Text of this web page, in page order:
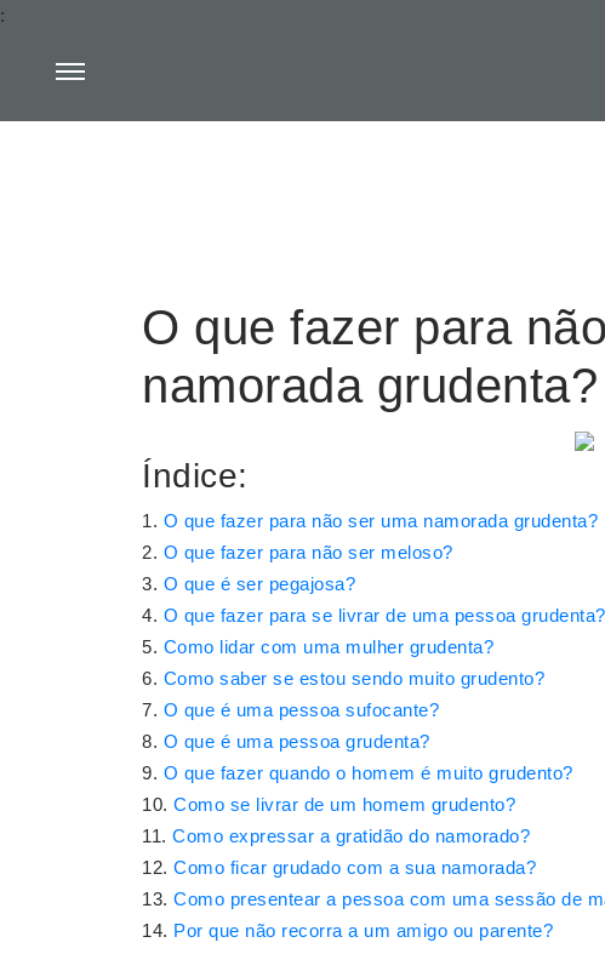
:
O que fazer para
namorada grudenta?
Índice:
O que fazer para não ser uma namorada grudenta?
O que fazer para não ser meloso?
O que é ser pegajosa?
O que fazer para se livrar de uma pessoa grudenta?
Como lidar com uma mulher grudenta?
Como saber se estou sendo muito grudento?
O que é uma pessoa sufocante?
O que é uma pessoa grudenta?
O que fazer quando o homem é muito grudento?
Como se livrar de um homem grudento?
Como expressar a gratidão do namorado?
Como ficar grudado com a sua namorada?
Como presentear a pessoa com uma sessão de
Por que não recorra a um amigo ou parente?